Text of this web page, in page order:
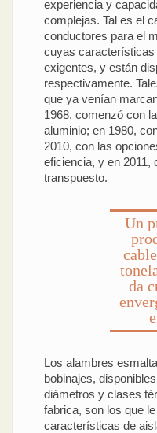
experiencia y
complejas. Tal es el
conductores para el
cuyas
exigentes, y están
respectivamente.
que ya venían
1968, comenzó con
aluminio; en 1980,
2010, con las
eficiencia, y en 2011,
transpuesto.
Un
da
Los alambres
bobinajes,
diámetros y clases
fabrica, son los que
características de